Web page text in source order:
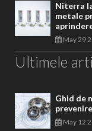
Niterra
metale
May 29
Ultimele
Ghid de
May 12